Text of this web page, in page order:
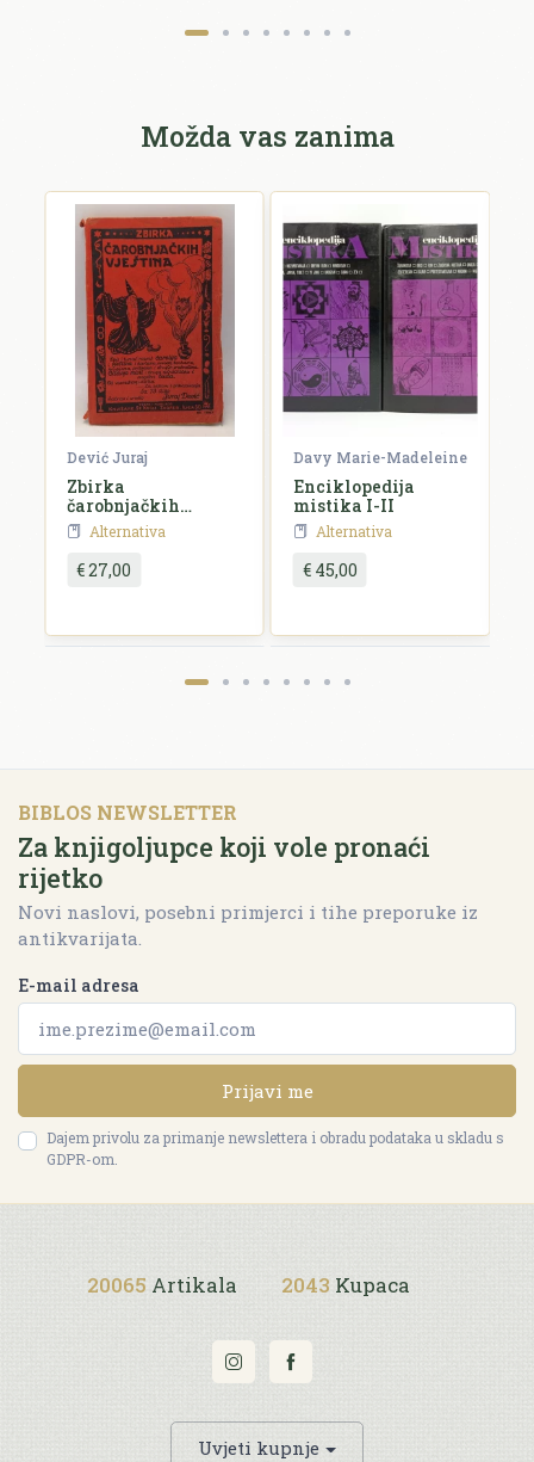
Možda vas zanima
Dević Juraj
Zbirka
čarobnjačkih
vještina
Alternativa
€ 27,00
Davy Marie-Madeleine
Enciklopedija
mistika I-II
Alternativa
€ 45,00
BIBLOS NEWSLETTER
Za knjigoljupce koji vole pronaći
rijetko
Novi naslovi, posebni primjerci i tihe preporuke iz
antikvarijata.
E-mail adresa
Prijavi me
Dajem privolu za primanje newslettera i obradu podataka u skladu s
GDPR-om.
20065 Artikala 2043 Kupaca
Uvjeti kupnje